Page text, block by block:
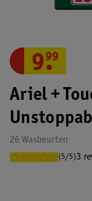
Ariel +
26 Wasbeurten
(5/5)3
9.
99